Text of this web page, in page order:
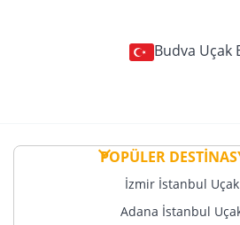
Budva Uçak
POPÜLER
İzmir İstanbul
Adana İstanbul